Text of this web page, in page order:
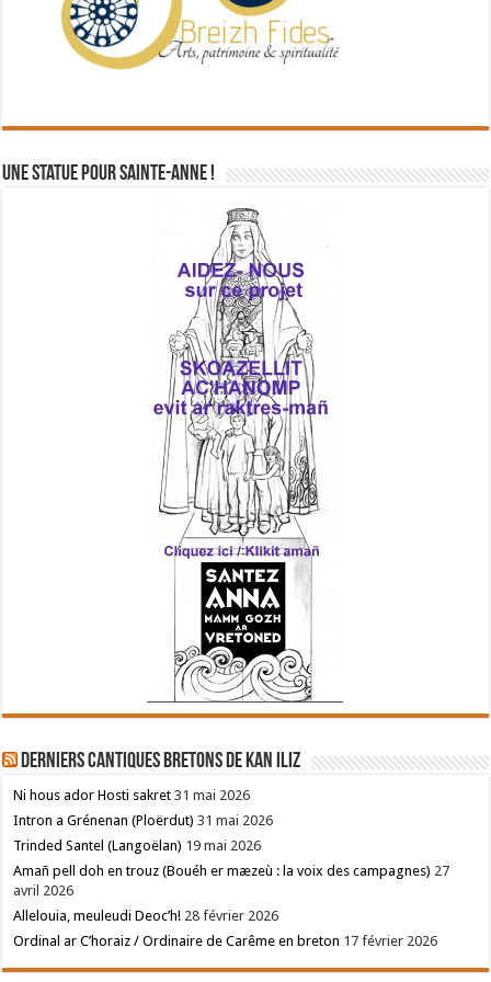
Une statue pour Sainte-Anne !
Derniers cantiques bretons de Kan Iliz
Ni hous ador Hosti sakret 31 mai 2026
Intron a Grénenan (Ploërdut) 31 mai 2026
Trinded Santel (Langoëlan) 19 mai 2026
Amañ pell doh en trouz (Bouéh er mæzeù : la voix des campagnes) 27
avril 2026
Allelouia, meuleudi Deoc’h! 28 février 2026
Ordinal ar C’horaiz / Ordinaire de Carême en breton 17 février 2026